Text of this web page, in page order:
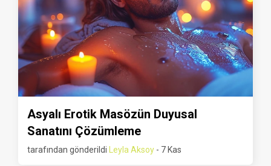
Asyalı Erotik Masözün Duyusal
Sanatını Çözümleme
tarafından gönderildi Leyla Aksoy - 7 Kas